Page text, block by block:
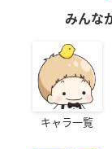
みんな
キャラ一覧